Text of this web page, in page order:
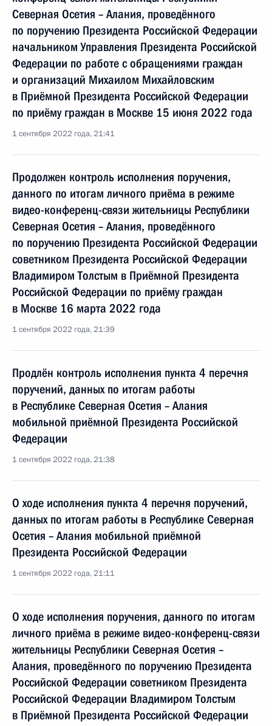
Северная Осетия – Алания, проведённого
по поручению Президента Российской Федерации
начальником Управления Президента Российской
Федерации по работе с обращениями граждан
и организаций Михаилом Михайловским
в Приёмной Президента Российской Федерации
по приёму граждан в Москве 15 июня 2022 года
1 сентября 2022 года, 21:41
Продолжен контроль исполнения поручения,
данного по итогам личного приёма в режиме
видео-конференц-связи жительницы Республики
Северная Осетия – Алания, проведённого
по поручению Президента Российской Федерации
советником Президента Российской Федерации
Владимиром Толстым в Приёмной Президента
Российской Федерации по приёму граждан
в Москве 16 марта 2022 года
1 сентября 2022 года, 21:39
Продлён контроль исполнения пункта 4 перечня
поручений, данных по итогам работы
в Республике Северная Осетия – Алания
мобильной приёмной Президента Российской
Федерации
1 сентября 2022 года, 21:38
О ходе исполнения пункта 4 перечня поручений,
данных по итогам работы в Республике Северная
Осетия – Алания мобильной приёмной
Президента Российской Федерации
1 сентября 2022 года, 21:11
О ходе исполнения поручения, данного по итогам
личного приёма в режиме видео-конференц-связи
жительницы Республики Северная Осетия –
Алания, проведённого по поручению Президента
Российской Федерации советником Президента
Российской Федерации Владимиром Толстым
в Приёмной Президента Российской Федерации